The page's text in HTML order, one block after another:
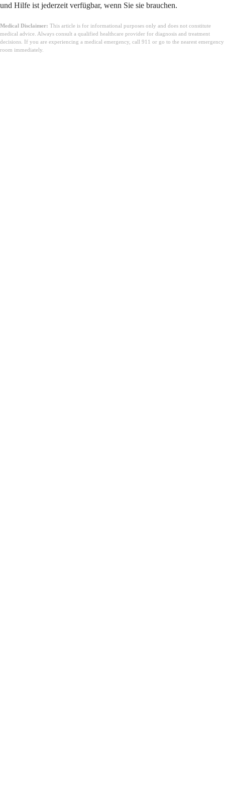
und Hilfe ist jederzeit verfügbar, wenn Sie sie brauchen.
Medical Disclaimer: This article is for informational purposes only and does not constitute
medical advice. Always consult a qualified healthcare provider for diagnosis and treatment
decisions. If you are experiencing a medical emergency, call 911 or go to the nearest emergency
room immediately.